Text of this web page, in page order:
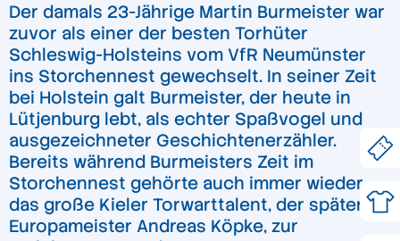
Der damals 23-Jährige Martin Burmeister war
zuvor als einer der besten Torhüter
Schleswig-Holsteins vom VfR Neumünster
ins Storchennest gewechselt. In seiner Zeit
bei Holstein galt Burmeister, der heute in
Lütjenburg lebt, als echter Spaßvogel und
ausgezeichneter Geschichtenerzähler.
Bereits während Burmeisters Zeit im
Storchennest gehörte auch immer wieder
das große Kieler Torwarttalent, der spätere
Europameister Andreas Köpke, zur